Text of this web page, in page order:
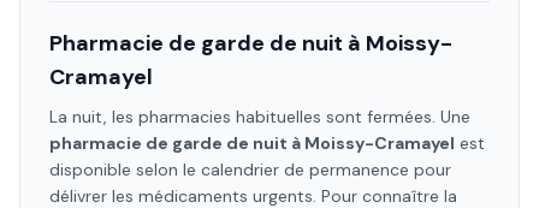
Pharmacie de garde de nuit à Moissy-
Cramayel
La nuit, les pharmacies habituelles sont fermées. Une
pharmacie de garde de nuit à Moissy-Cramayel est
disponible selon le calendrier de permanence pour
délivrer les médicaments urgents. Pour connaître la